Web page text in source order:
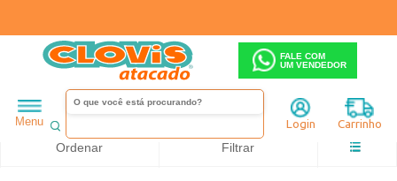
FALE COM
UM VENDEDOR
Menu Login Carrinho
Feminino Tamanco Salto baixo Via Marte
Grosso
Até 19,90
Ordenar Filtrar